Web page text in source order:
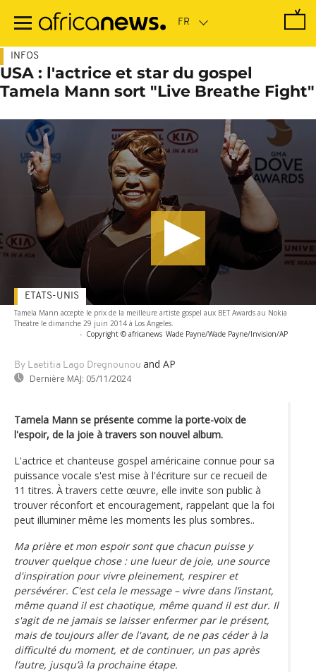
contenu
INFOS
USA : l'actrice et star du gospel
Tamela Mann sort "Live Breathe Fight"
Tamela Mann accepte le prix de la meilleure artiste gospel aux BET Awards au Nokia
Theatre le dimanche 29 juin 2014 à Los Angeles.
- Copyright © africanews Wade Payne/Wade Payne/Invision/AP
By Laetitia Lago Dregnounou and AP
Dernière MAJ: 05/11/2024
ETATS-UNIS
Tamela Mann se présente comme la porte-voix de
l'espoir, de la joie à travers son nouvel album.
L'actrice et chanteuse gospel américaine connue pour sa
puissance vocale s'est mise à l'écriture sur ce recueil de
11 titres. À travers cette œuvre, elle invite son public à
trouver réconfort et encouragement, rappelant que la foi
peut illuminer même les moments les plus sombres..
Ma prière et mon espoir sont que chacun puisse y
trouver quelque chose : une lueur de joie, une source
d'inspiration pour vivre pleinement, respirer et
persévérer. C'est cela le message – vivre dans l’instant,
même quand il est chaotique, même quand il est dur. Il
s'agit de ne jamais se laisser enfermer par le présent,
mais de toujours aller de l'avant, de ne pas céder à la
difficulté du moment, et de continuer, un pas après
l’autre, jusqu’à la prochaine étape.